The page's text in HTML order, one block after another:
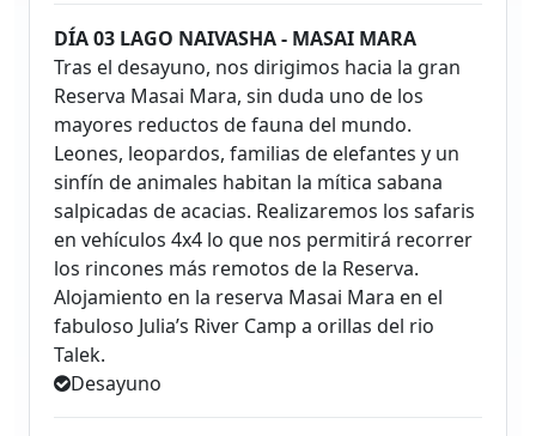
DÍA 03 LAGO NAIVASHA - MASAI MARA
Tras el desayuno, nos dirigimos hacia la gran
Reserva Masai Mara, sin duda uno de los
mayores reductos de fauna del mundo.
Leones, leopardos, familias de elefantes y un
sinfín de animales habitan la mítica sabana
salpicadas de acacias. Realizaremos los safaris
en vehículos 4x4 lo que nos permitirá recorrer
los rincones más remotos de la Reserva.
Alojamiento en la reserva Masai Mara en el
fabuloso Julia’s River Camp a orillas del rio
Talek.
Desayuno